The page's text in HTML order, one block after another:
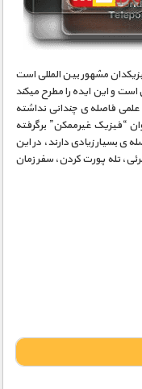
مشهور بین­ المللی است
است و این ایده را مطرح می­کند
فاصله­ ی چندانی نداشته
“فیزیک غیرممکن” برگرفته
ی بسیار زیادی دارند، در این
تله­ پورت کردن، سفر زمان